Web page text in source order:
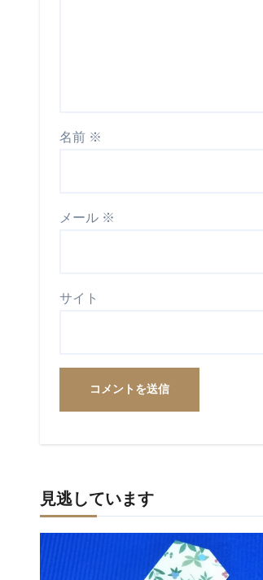
名前 ※
メール ※
サイト
見逃しています